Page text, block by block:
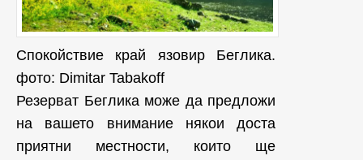
Спокойствие край язовир Беглика.
фото: Dimitar Tabakoff‎
Резерват Беглика може да предложи
на вашето внимание някои доста
приятни местности, които ще